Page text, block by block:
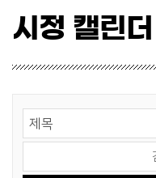
시정 캘린더